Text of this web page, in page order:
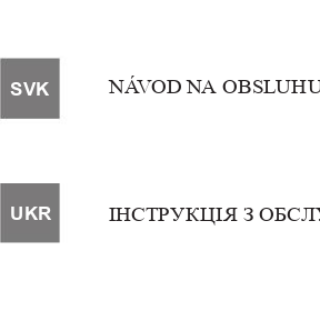
NÁVOD NA OBSLUH
SVK
ІНСТРУКЦІ
UKR